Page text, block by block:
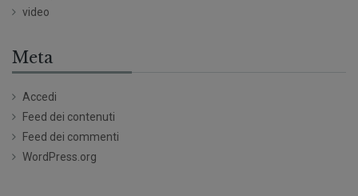
video
Meta
Accedi
Feed dei contenuti
Feed dei commenti
WordPress.org